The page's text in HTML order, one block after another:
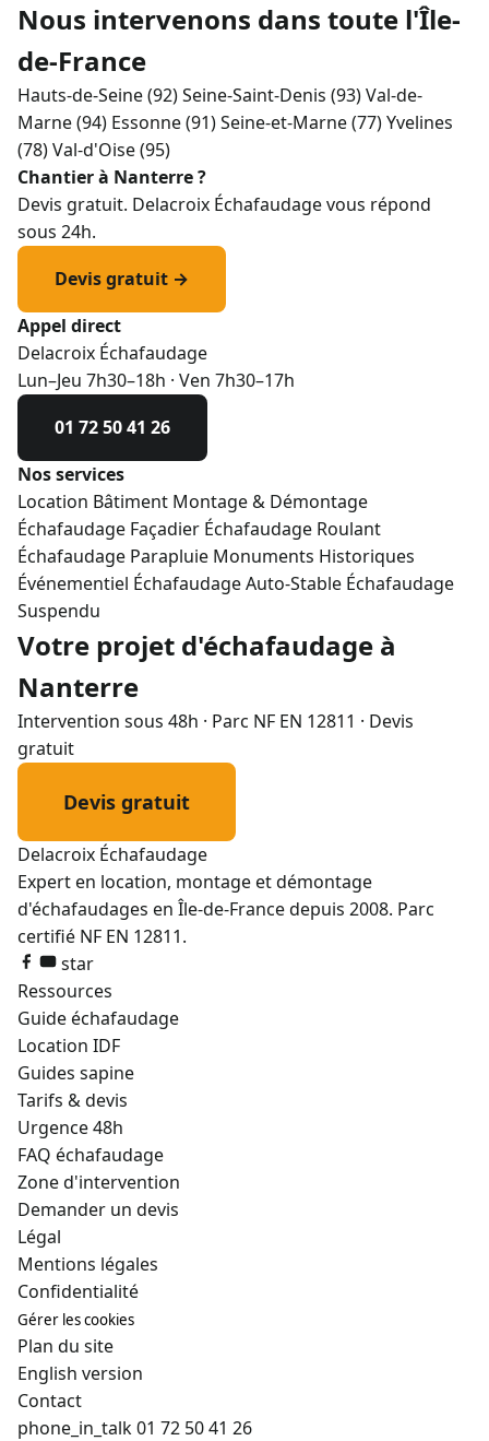
Nous intervenons dans toute l'Île-
de-France
Hauts-de-Seine (92)Seine-Saint-Denis (93)Val-de-
Marne (94) Essonne (91)Seine-et-Marne (77)Yvelines
(78)Val-d'Oise (95)
Chantier à Nanterre ?
Devis gratuit. Delacroix Échafaudage vous répond
sous 24h.
Devis gratuit →
Appel direct
Delacroix Échafaudage
Lun–Jeu 7h30–18h · Ven 7h30–17h
01 72 50 41 26
Nos services
Location Bâtiment Montage & Démontage
Échafaudage Façadier Échafaudage Roulant
Échafaudage Parapluie Monuments Historiques
Événementiel Échafaudage Auto-Stable Échafaudage
Suspendu
Votre projet d'échafaudage à
Nanterre
Intervention sous 48h · Parc NF EN 12811 · Devis
gratuit
Devis gratuit
Delacroix Échafaudage
Expert en location, montage et démontage
d'échafaudages en Île-de-France depuis 2008. Parc
certifié NF EN 12811.
star
Ressources
Guide échafaudage
Location IDF
Guides sapine
Tarifs & devis
Urgence 48h
FAQ échafaudage
Zone d'intervention
Demander un devis
Légal
Mentions légales
Confidentialité
Gérer les cookies
Plan du site
English version
Contact
phone_in_talk01 72 50 41 26